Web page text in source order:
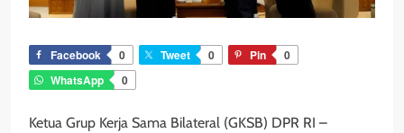
Facebook 0 Tweet 0 Pin
0
WhatsApp
0
Ketua Grup Kerja Sama Bilateral (GKSB) DPR RI –